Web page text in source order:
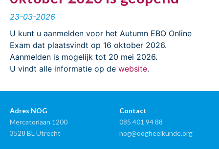
23-03-2026
U kunt u aanmelden voor het Autumn EBO Online
Exam dat plaatsvindt op 16 oktober 2026.
Aanmelden is mogelijk tot 20 mei 2026.
U vindt alle informatie op de website.
Adres NOG
Mercatorlaan 1200
3528 BL Utrecht
Contact
085 401 94 88
nog@oogheelkunde.org